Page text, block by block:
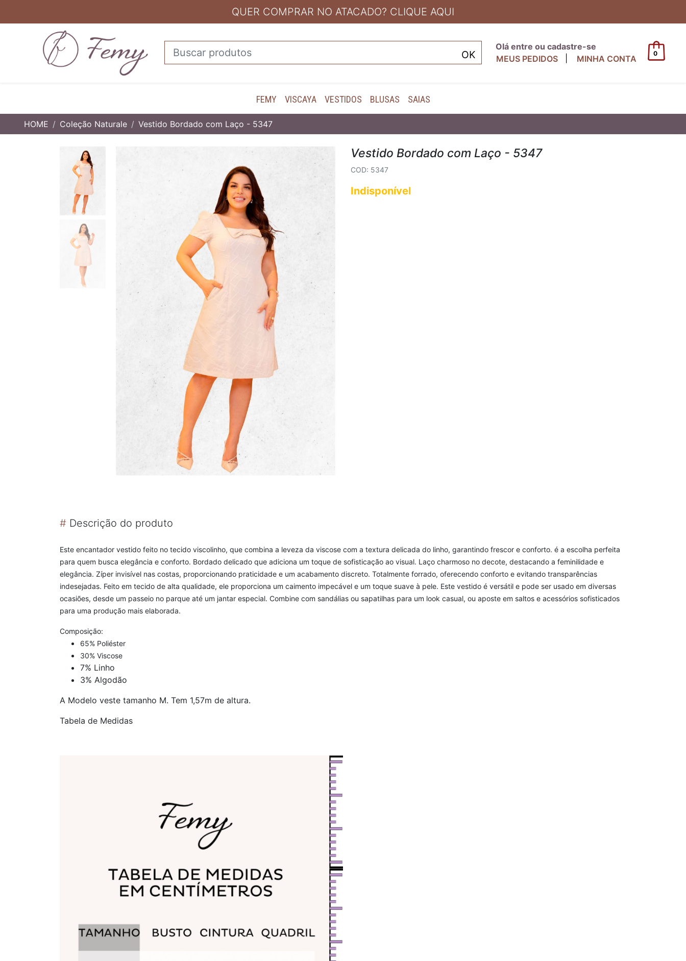
QUER COMPRAR NO ATACADO? CLIQUE AQUI
Olá entre ou cadastre-se
MEUS PEDIDOS
MINHA CONTA
0
FEMY VISCAYA VESTIDOS BLUSAS SAIAS
HOME Coleção Naturale Vestido Bordado com Laço - 5347
Vestido Bordado com Laço - 5347
COD: 5347
Indisponível
# Descrição do produto
Este encantador vestido feito no tecido viscolinho, que combina a leveza da viscose com a textura delicada do linho, garantindo frescor e conforto. é a escolha perfeita
para quem busca elegância e conforto. Bordado delicado que adiciona um toque de sofisticação ao visual. Laço charmoso no decote, destacando a feminilidade e
elegância. Zíper invisível nas costas, proporcionando praticidade e um acabamento discreto. Totalmente forrado, oferecendo conforto e evitando transparências
indesejadas. Feito em tecido de alta qualidade, ele proporciona um caimento impecável e um toque suave à pele. Este vestido é versátil e pode ser usado em diversas
ocasiões, desde um passeio no parque até um jantar especial. Combine com sandálias ou sapatilhas para um look casual, ou aposte em saltos e acessórios sofisticados
para uma produção mais elaborada.
Composição:
65% Poliéster
30% Viscose
7% Linho
3% Algodão
A Modelo veste tamanho M. Tem 1,57m de altura.
Tabela de Medidas